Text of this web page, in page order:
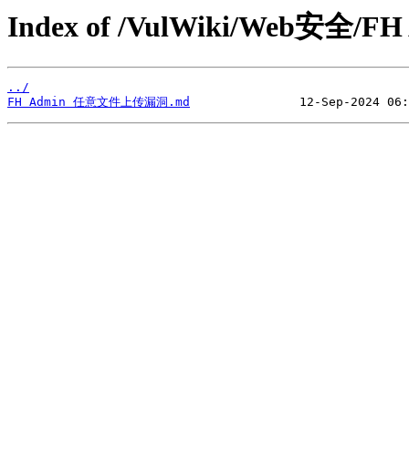
Index of /VulWiki/Web安全/
../
FH Admin 任意文件上传漏洞.md